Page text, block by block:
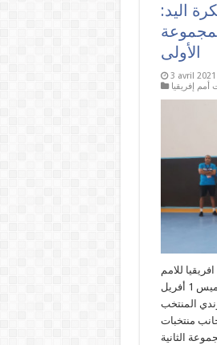
اليد:
الأولى
3 avril 2021
أمم إفريقيا
للامم
للسيدات لكرة اليد التي جرت اليوم الخميس 1 أفريل
المنتخب
منتخبات
الثانية